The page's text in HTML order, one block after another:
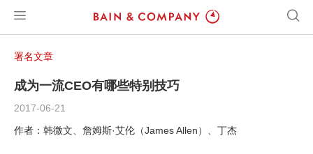
署名文章
成为一流CEO有哪些特别技巧
2017-06-21
作者：韩微文、詹姆斯·艾伦（James Allen）、丁杰